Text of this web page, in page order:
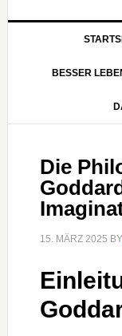
BESSER
Die
15. MÄRZ 2025 BY